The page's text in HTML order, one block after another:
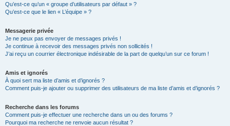
Qu’est-ce qu’un « groupe d’utilisateurs par défaut » ?
Qu’est-ce que le lien « L’équipe » ?
Messagerie privée
Je ne peux pas envoyer de messages privés !
Je continue à recevoir des messages privés non sollicités !
J’ai reçu un courrier électronique indésirable de la part de quelqu’un sur ce forum !
Amis et ignorés
À quoi sert ma liste d’amis et d’ignorés ?
Comment puis-je ajouter ou supprimer des utilisateurs de ma liste d’amis et d’ignorés ?
Recherche dans les forums
Comment puis-je effectuer une recherche dans un ou des forums ?
Pourquoi ma recherche ne renvoie aucun résultat ?